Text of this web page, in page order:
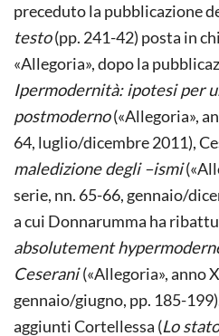
preceduto la pubblicazione
testo(pp. 241-42) posta in
«Allegoria», dopo la
Ipermodernità: ipotesi per
postmoderno(«Allegoria»,
64, luglio/dicembre 2011),
maledizione degli –ismi
serie, nn. 65-66, gennaio/
a cui Donnarumma ha
absolutement
Ceserani(«Allegoria», anno
gennaio/giugno, pp. 185-
aggiunti Cortellessa (Lo